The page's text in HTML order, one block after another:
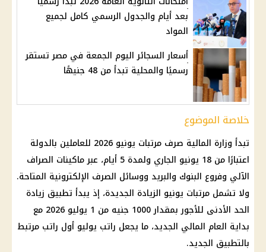
بعد أيام والجدول الرسمي كامل لجميع
المواد
أسعار السجائر اليوم الجمعة في مصر تستقر
رسميًا والمحلية تبدأ من 48 جنيهًا
خلاصة الموضوع
تبدأ وزارة المالية صرف مرتبات يونيو 2026 للعاملين بالدولة
اعتبارًا من 18 يونيو الجاري ولمدة 5 أيام، عبر ماكينات الصراف
الآلي وفروع البنوك والبريد ووسائل الصرف الإلكترونية المتاحة.
ولا تشمل مرتبات يونيو الزيادة الجديدة، إذ يبدأ تطبيق زيادة
الحد الأدنى للأجور بمقدار 1000 جنيه من 1 يوليو 2026 مع
بداية العام المالي الجديد، ما يجعل راتب يوليو أول راتب مرتبط
بالتطبيق الجديد.